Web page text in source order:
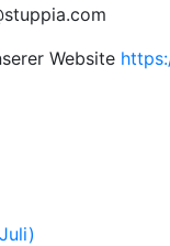
Website